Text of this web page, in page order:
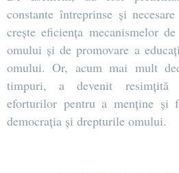
constante întreprinse și
crește eficiența mecanismelor
omului și de promovare a
omului. Or, acum mai mult
timpuri, a devenit resimțită
eforturilor pentru a menține și
democrația și drepturile omului.